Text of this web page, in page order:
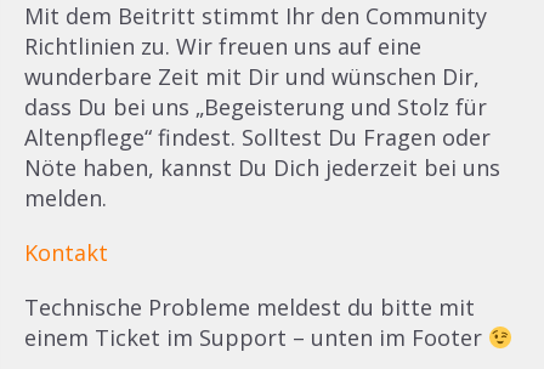
Mit dem Beitritt stimmt Ihr den Community
Richtlinien zu. Wir freuen uns auf eine
wunderbare Zeit mit Dir und wünschen Dir,
dass Du bei uns „Begeisterung und Stolz für
Altenpflege“ findest. Solltest Du Fragen oder
Nöte haben, kannst Du Dich jederzeit bei uns
melden.
Kontakt
Technische Probleme meldest du bitte mit
einem Ticket im Support – unten im Footer